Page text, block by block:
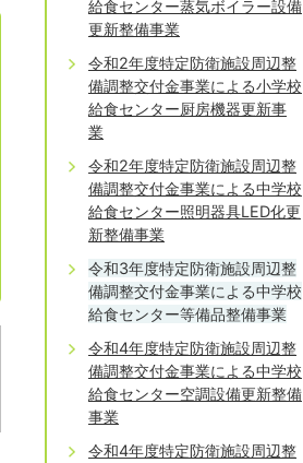
給食センター蒸気ボイラー設備
更新整備事業
令和2年度特定防衛施設周辺整
備調整交付金事業による小学校
給食センター厨房機器更新事
業
令和2年度特定防衛施設周辺整
備調整交付金事業による中学校
給食センター照明器具LED化更
新整備事業
令和3年度特定防衛施設周辺整
備調整交付金事業による中学校
給食センター等備品整備事業
令和4年度特定防衛施設周辺整
備調整交付金事業による中学校
給食センター空調設備更新整備
事業
令和4年度特定防衛施設周辺整